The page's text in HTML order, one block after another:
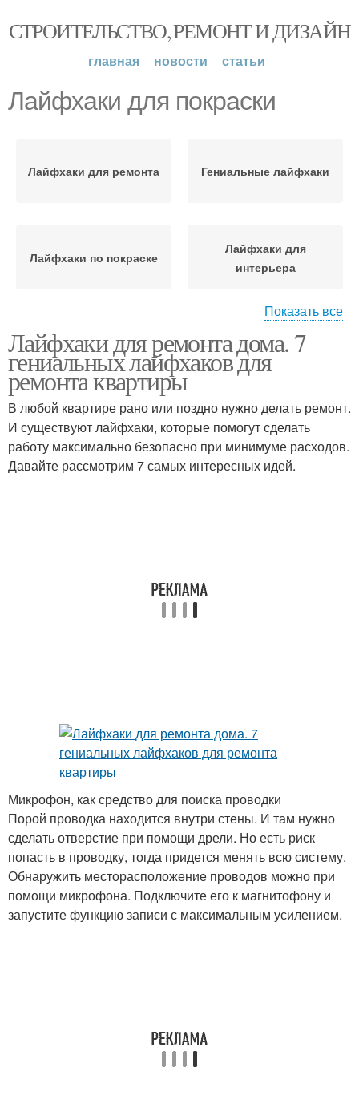
СТРОИТЕЛЬСТВО, РЕМОНТ И ДИЗАЙН
главная новости статьи
Лайфхаки для покраски
Лайфхаки для ремонта Гениальные лайфхаки
Лайфхаки по покраске
Лайфхаки для
интерьера
Полезные лайфхаки Лайфхаки по ремонту
Показать все
Лайфхаки для ремонта дома. 7
гениальных лайфхаков для
ремонта квартиры
В любой квартире рано или поздно нужно делать ремонт.
И существуют лайфхаки, которые помогут сделать
работу максимально безопасно при минимуме расходов.
Давайте рассмотрим 7 самых интересных идей.
Микрофон, как средство для поиска проводки
Порой проводка находится внутри стены. И там нужно
сделать отверстие при помощи дрели. Но есть риск
попасть в проводку, тогда придется менять всю систему.
Обнаружить месторасположение проводов можно при
помощи микрофона. Подключите его к магнитофону и
запустите функцию записи с максимальным усилением.